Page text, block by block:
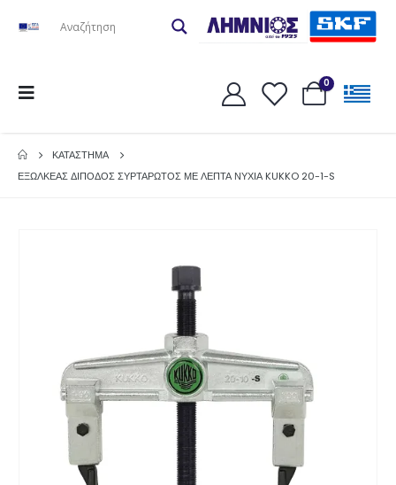
0
ΚΑΤΆΣΤΗΜΑ
ΕΞΩΛΚΕΑΣ ΔΙΠΟΔΟΣ ΣΥΡΤΑΡΩΤΟΣ ΜΕ ΛΕΠΤΑ ΝΥΧΙΑ KUKKO 20-1-S